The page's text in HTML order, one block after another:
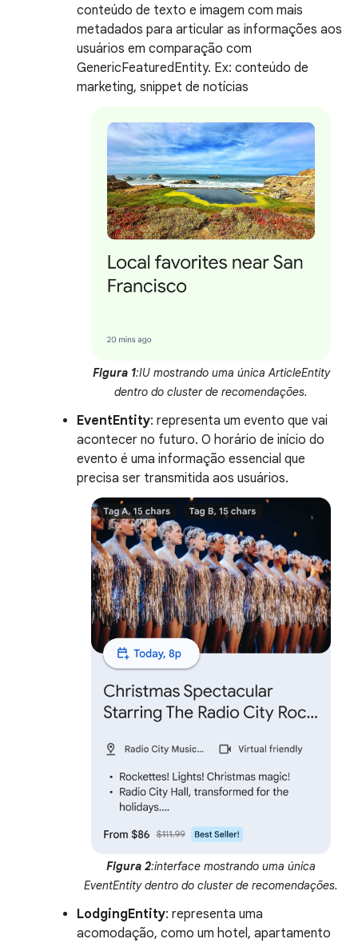
conteúdo de texto e imagem com mais
metadados para articular as informações aos
usuários em comparação com
GenericFeaturedEntity. Ex: conteúdo de
marketing, snippet de notícias
Figura 1:IU mostrando uma única ArticleEntity
dentro do cluster de recomendações.
EventEntity: representa um evento que vai
acontecer no futuro. O horário de início do
evento é uma informação essencial que
precisa ser transmitida aos usuários.
Figura 2:interface mostrando uma única
EventEntity dentro do cluster de recomendações.
LodgingEntity: representa uma
acomodação, como um hotel, apartamento